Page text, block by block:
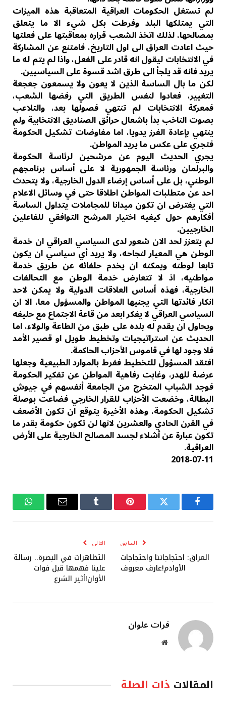
لم تستغل الحكومات العراقية المتعاقبة هذه الميزات
التي يمتلكها البلد وفرطت بكل شيء الا ما يتعلق
بمصالحها، لذلك اتخذ الشعب قراره بمعاقبتها على فعلتها
حيث اعادت العراق الى اول التاريخ، فامتنع عن المشاركة
في الانتخابات ليقول انه قادر على الفعل، واذا لم يتم له ما
يريد فانه قد يلجأ الى طرق اشد قسوة على السياسيين.
لكن ما بال الساسة الذين لا يعون ولا يسمعون جعجعة
التغيير، فعادوا لنفس الطريق التي رفضها الشعب،
فمعركة الانتخابات لم تنتهي فصولها بعد، والتلاعب
بصوت الناخب بدأ باشعال حرائق الصناديق الانتخابية ولم
ينتهي بإعادة الفرز يدويا، اما مفاوضات تشكيل الحكومة
فتجري على عكس ما يريد المواطن.
يجري الحديث اليوم عن مرشحين لرئاسة الحكومة
والبرلمان ورئاسة الجمهورية لا على أساس برنامجهم
الوطني، بل على أساس إرضاء الدول الخارجية، ولا يتحدث
احد عن متطلبات المواطن اطلاقا حتى في وسائل الاعلام
التي يفترض ان تكون ميدانا للمجاملات يتداول الساسة
أفكارهم حول كيفيه اختيار المرشح التوافقي للفاعلين
الخارجيين.
لم يتعزز لحد الان شعور لدى السياسي العراقي ان خدمة
الوطن هي المعيار لنجاحه، ولا يريد أي سياسي ان يكون
تابعا لوطنه ويمكنه ان يخدم حلفائه عن طريق خدمة
مواطنيه، اذ لا تتعارض خدمة الوطن مع التحالفات
الخارجية، فهذه أساس العلاقات الدولية ولا يمكن لاحد
انكار فائدتها التي يجنيها المواطن والمسؤول معا، الا ان
السياسي العراقي لا يفكر ابعد من قاعة الاجتماع مع حليفه
ويحاول ان يقدم له بلده على طبق من الطاعة والولاء، اما
الحديث عن استراتيجيات وتخطيط طويل او قصير الأمد
فلا وجود لها في قاموس الأحزاب الحاكمة.
افتقد المسؤول للتخطيط ففرط بالموارد الطبيعية وجعلها
عرضة للهدر، وغابت رفاهية المواطن عن تفكير الحكومة
فوجد الشباب المتخرج من الجامعة أنفسهم في جيوش
البطالة، وخضعت الأحزاب للقرار الخارجي فضاعت بوصلة
تشكيل الحكومة، وهذه الأخيرة يتوقع ان تكون الأضعف
في القرن الحادي والعشرين لانها لن تكون حكومة بقدر ما
تكون عبارة عن أشلاء لجسد المصالح الخارجية على الأرض
العراقية.
‎2018-‎07-‎11
فيسبوك تويتر بينتيريستTumblr
البريد
واتساب
السابق
العراق: احتجاجاتنا واحتجاجات
الأوادم!عارف معروف
التالي
التظاهرات في البصرة.. رسالة
علينا فهمها قبل فوات
الأوان!أثير الشرع
فرات علوان
موقع
المقالات ذات الصلة